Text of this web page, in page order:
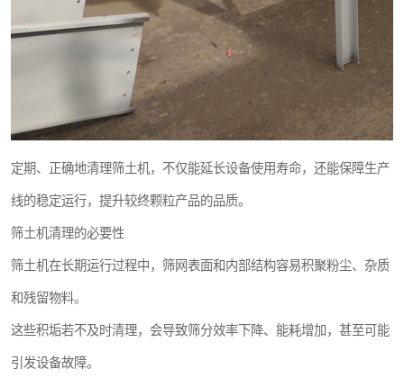
定期、正确地清理筛土机，不仅能延长设备使用寿命，还能保障生产
线的稳定运行，提升较终颗粒产品的品质。
筛土机清理的必要性
筛土机在长期运行过程中，筛网表面和内部结构容易积聚粉尘、杂质
和残留物料。
这些积垢若不及时清理，会导致筛分效率下降、能耗增加，甚至可能
引发设备故障。